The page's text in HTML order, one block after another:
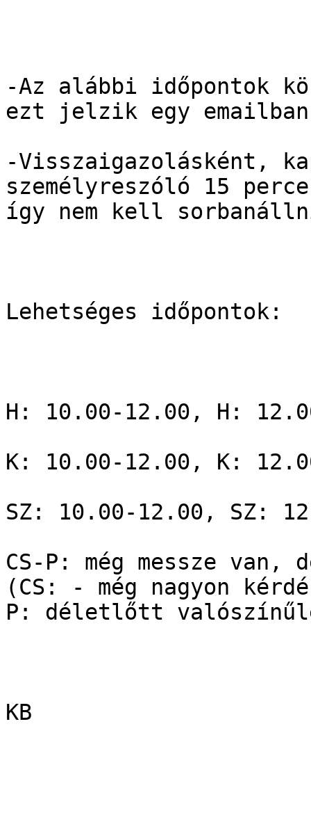
-Az alábbi időpontok
ezt jelzik egy
-Visszaigazolásként,
személyreszóló 15
így nem kell
Lehetséges időpontok:
H: 10.00-12.00, H:
K: 10.00-12.00, K:
SZ: 10.00-12.00, SZ:
CS-P: még messze
(CS: - még nagyon
P: déletlőtt
KB